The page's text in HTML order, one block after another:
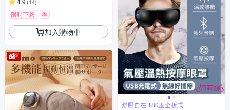
(14)
限時下殺 券
加入購物車
舒壓自在 180度全折式